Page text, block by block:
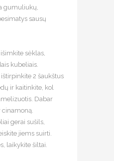
gumuliukų,
sausų
sėklas,
kubeliais.
2 šaukštus
ir kaitinkite, kol
Dabar
cinamoną.
gerai sušils,
jiems suirti.
laikykite šiltai. ⠀